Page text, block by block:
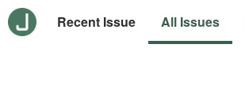
Recent Issue All Issues